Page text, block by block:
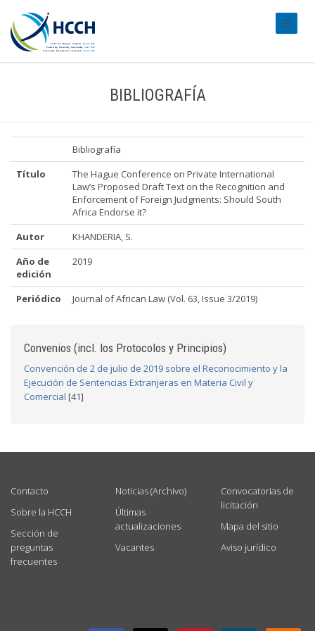
BIBLIOGRAFÍA
Bibliografía
Título
The Hague Conference on Private International
Law’s Proposed Draft Text on the Recognition and
Enforcement of Foreign Judgments: Should South
Africa Endorse it?
Autor
KHANDERIA, S.
Año de
edición
2019
Periódico Journal of African Law (Vol. 63, Issue 3/2019)
Convenios (incl. los Protocolos y Principios)
Convención de 2 de julio de 2019 sobre el Reconocimiento y la
Ejecución de Sentencias Extranjeras en Materia Civil y
Comercial [41]
Contacto
Sobre la HCCH
Sección de
preguntas
frecuentes
Noticias (Archivo)
Últimas
actualizaciones
Vacantes
Convocatorias de
licitación
Mapa del sitio
Aviso jurídico